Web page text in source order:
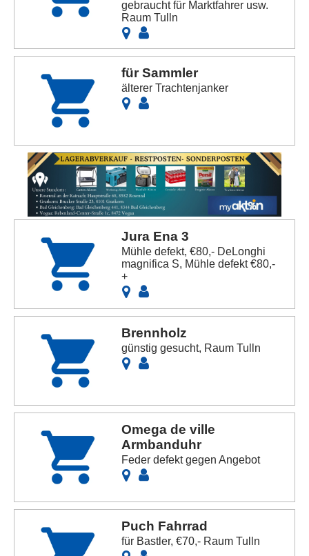
gebraucht für Marktfahrer usw.
Raum Tulln
für Sammler
älterer Trachtenjanker
Jura Ena 3
Mühle defekt, €80,- DeLonghi
magnifica S, Mühle defekt €80,-
+
Brennholz
günstig gesucht, Raum Tulln
Omega de ville
Armbanduhr
Feder defekt gegen Angebot
Puch Fahrrad
für Bastler, €70,- Raum Tulln